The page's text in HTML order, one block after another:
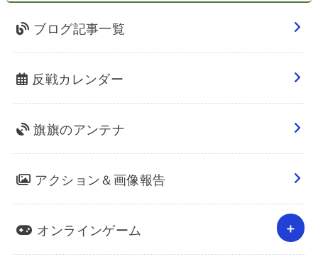
ブログ記事一覧
反戦カレンダー
旗旗のアンテナ
アクション＆画像報告
オンラインゲーム